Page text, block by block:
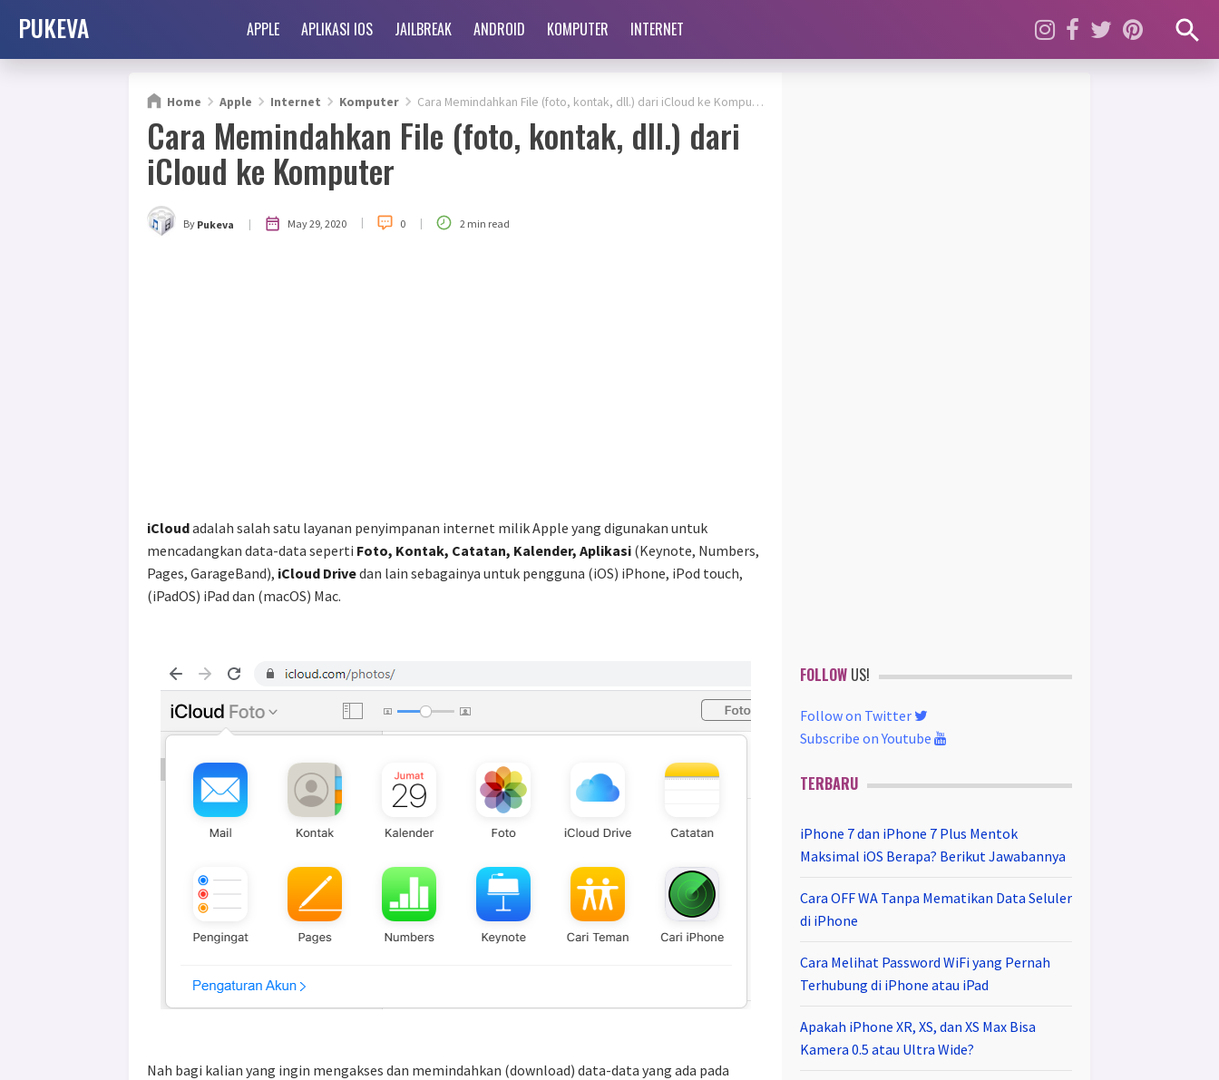
PUKEVA APPLE APLIKASI IOS JAILBREAK ANDROID KOMPUTER INTERNET
Home Apple Internet Komputer Cara Memindahkan File (foto, kontak, dll.) dari iCloud ke Komputer
Cara Memindahkan File (foto, kontak, dll.) dari
iCloud ke Komputer
By Pukeva | May 29, 2020 | 0 | 2 min read
iCloudadalah salah satu layanan penyimpanan internet milik Apple yang digunakan untuk
mencadangkan data-data seperti Foto, Kontak, Catatan, Kalender, Aplikasi (Keynote, Numbers,
Pages, GarageBand), iCloud Drivedan lain sebagainya untuk pengguna (iOS) iPhone, iPod touch,
(iPadOS) iPad dan (macOS) Mac.
Nah bagi kalian yang ingin mengakses dan memindahkan (download) data-data yang ada pada
FOLLOW US!
Follow on Twitter
Subscribe on Youtube
TERBARU
iPhone 7 dan iPhone 7 Plus Mentok
Maksimal iOS Berapa? Berikut Jawabannya
Cara OFF WA Tanpa Mematikan Data Seluler
di iPhone
Cara Melihat Password WiFi yang Pernah
Terhubung di iPhone atau iPad
Apakah iPhone XR, XS, dan XS Max Bisa
Kamera 0.5 atau Ultra Wide?